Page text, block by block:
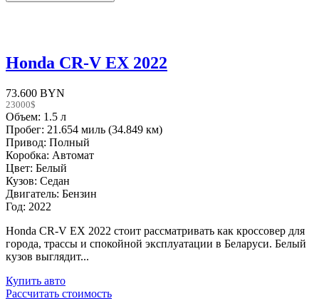
Honda CR-V EX 2022
73.600 BYN
23000$
Объем: 1.5 л
Пробег: 21.654 миль (34.849 км)
Привод: Полный
Коробка: Автомат
Цвет: Белый
Кузов: Седан
Двигатель: Бензин
Год: 2022
Honda CR-V EX 2022 стоит рассматривать как кроссовер для
города, трассы и спокойной эксплуатации в Беларуси. Белый
кузов выглядит...
Купить авто
Рассчитать стоимость